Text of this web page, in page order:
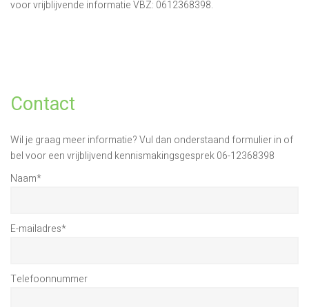
voor vrijblijvende informatie VBZ: 0612368398.
Contact
Wil je graag meer informatie? Vul dan onderstaand formulier in of
bel voor een vrijblijvend kennismakingsgesprek 06-12368398
Naam*
E-mailadres*
Telefoonnummer